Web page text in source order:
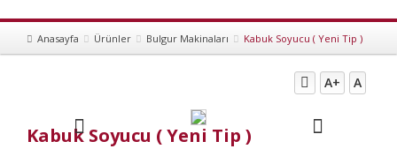
Anasayfa Ürünler Bulgur Makinaları Kabuk Soyucu ( Yeni Tip )
A+ A
Kabuk Soyucu ( Yeni Tip )